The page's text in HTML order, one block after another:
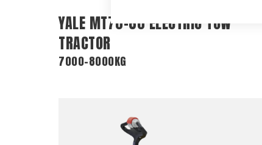
YALE MT70-80 ELECTRIC TOW
TRACTOR
7000-8000KG